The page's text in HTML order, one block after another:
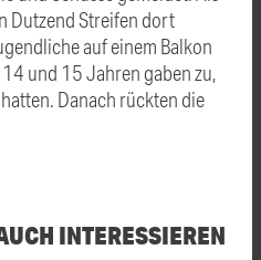
Dutzend Streifen dort
auf einem Balkon
und 15 Jahren gaben zu,
Danach rückten die
INTERESSIEREN